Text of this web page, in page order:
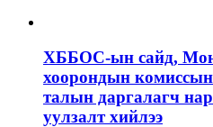
ХББОС-ын сайд,
хоорондын
талын даргалагч
уулзалт хийлээ